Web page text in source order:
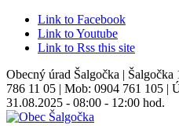
Link to Facebook
Link to Youtube
Link to Rss this site
Obecný úrad Šalgočka | Šalgočka
786 11 05 | Mob: 0904 761 105 |
31.08.2025 - 08:00 - 12:00 hod.